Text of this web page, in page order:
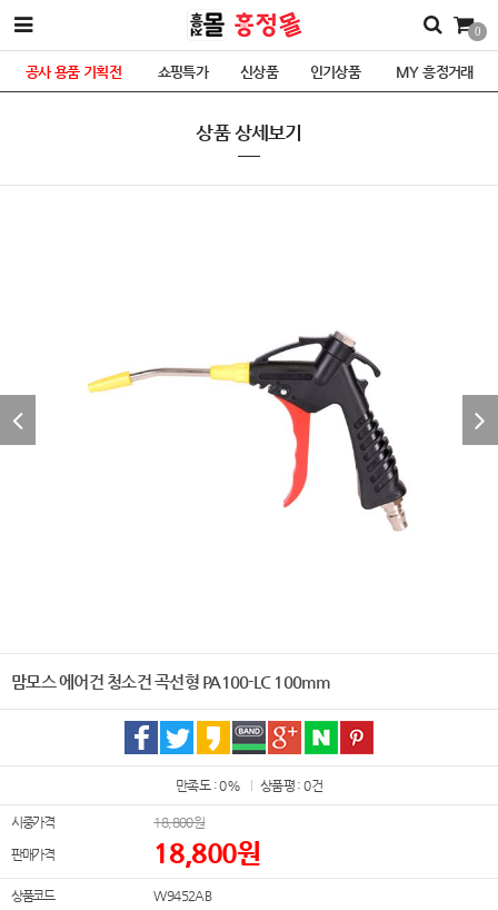
0
공사 용품 기획전 쇼핑특가 신상품 인기상품 MY 흥정거래
상품 상세보기
맘모스 에어건 청소건 곡선형 PA100-LC 100mm
만족도 : 0% 상품평 : 0건
시중가격 18,800원
판매가격 18,800원
상품코드 W9452AB